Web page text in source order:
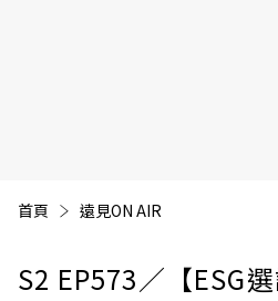
首頁 遠見ON AIR
S2 EP573／【ESG